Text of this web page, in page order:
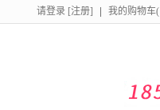
请登录 [注册] 我的购物车(